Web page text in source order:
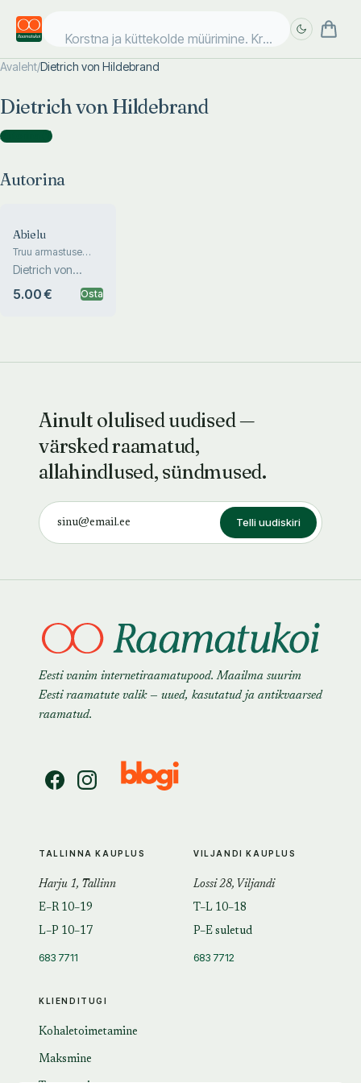
Korstna ja küttekolde müürimine. Krohvimine. P
Avaleht/Dietrich von Hildebrand
Dietrich von Hildebrand
Autorina )
Autorina
Abielu
Truu armastuse
müsteerium
Dietrich von
5.00 € Osta
Ainult olulised uudised —
värsked raamatud,
allahindlused, sündmused.
Telli uudiskiri
Eesti vanim internetiraamatupood. Maailma suurim
Eesti raamatute valik — uued, kasutatud ja antikvaarsed
raamatud.
KLIENDITUGI
Kohaletoimetamine
Maksmine
TALLINNA KAUPLUS
Harju 1, Tallinn
E–R 10–19
L–P 10–17
683 7711
VILJANDI KAUPLUS
Lossi 28, Viljandi
T–L 10–18
P–E suletud
683 7712